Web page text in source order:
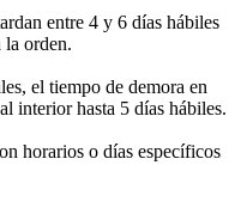
entre 4 y 6 días hábiles
la orden.
el tiempo de demora en
interior hasta 5 días hábiles.
horarios o días específicos